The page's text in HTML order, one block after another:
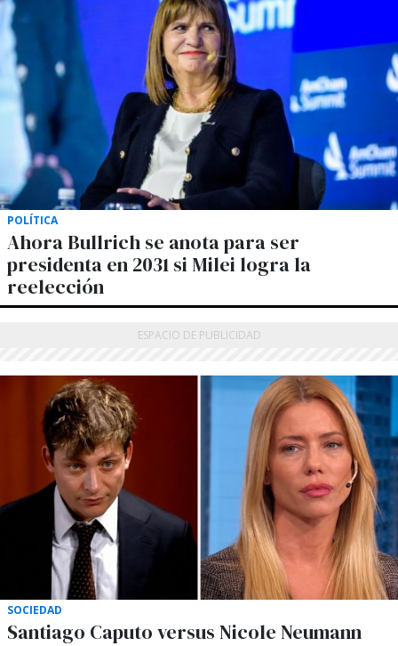
POLÍTICA
Ahora Bullrich se anota para ser
presidenta en 2031 si Milei logra la
reelección
SOCIEDAD
Santiago Caputo versus Nicole Neumann